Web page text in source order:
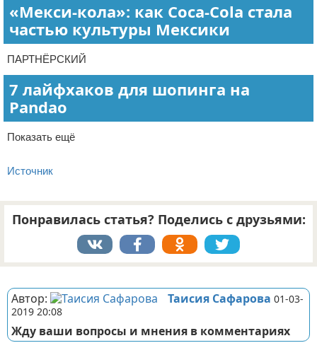
«Мекси-кола»: как Coca-Cola стала
частью культуры Мексики
ПАРТНЁРСКИЙ
7 лайфхаков для шопинга на
Pandao
Показать ещё
Источник
Понравилась статья? Поделись с друзьями:
Автор: Таисия Сафарова 01-03-
2019 20:08
Жду ваши вопросы и мнения в комментариях